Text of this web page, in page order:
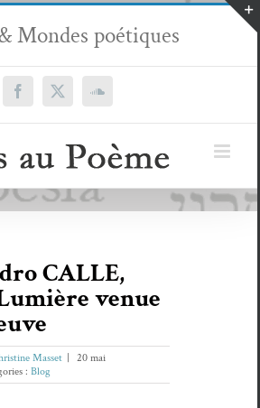
Mondes poétiques
Facebook
X SoundCloud
CALLE,
venue
Masset
20 mai
: Blog